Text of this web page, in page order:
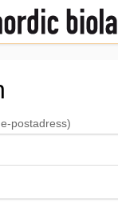
postadress)